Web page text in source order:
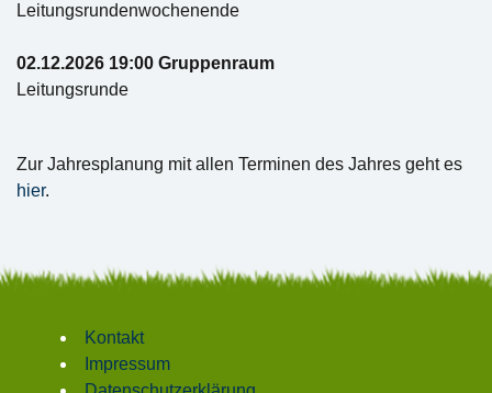
Leitungsrundenwochenende
02.12.2026 19:00 Gruppenraum
Leitungsrunde
Zur Jahresplanung mit allen Terminen des Jahres geht es
hier.
Kontakt
Impressum